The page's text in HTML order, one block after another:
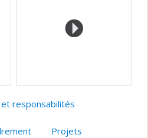
responsabilités
Projets